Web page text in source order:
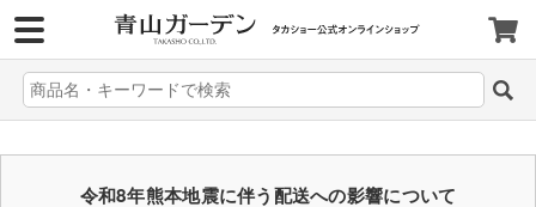
令和8年熊本地震に伴う配送への影響について